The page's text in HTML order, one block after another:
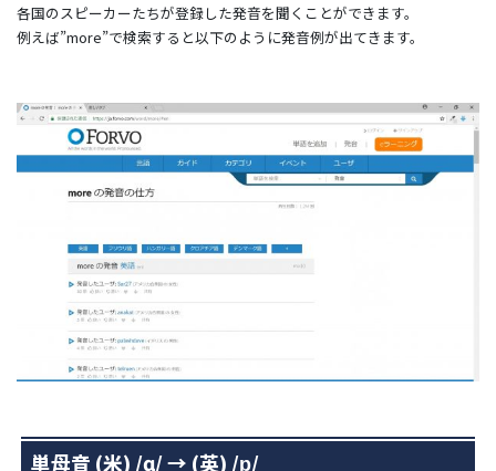
各国のスピーカーたちが登録した発音を聞くことができます。
例えば”more”で検索すると以下のように発音例が出てきます。
単母音 (米) /ɑ/ → (英) /ɒ/